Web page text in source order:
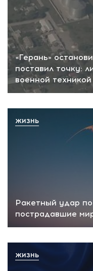
«Герань»
поставил точку:
военной техникой
Ракетный удар
пострадавшие
ЖИЗНЬ
ЖИЗНЬ